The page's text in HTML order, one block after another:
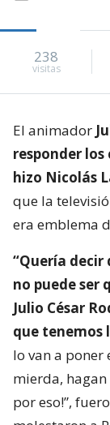
238
visitas
El animador
responder
hizo Nicolás
que la
era emblema
“Quería decir
no puede ser
Julio César
que tenemos
lo van a poner
mierda,
por eso!”,